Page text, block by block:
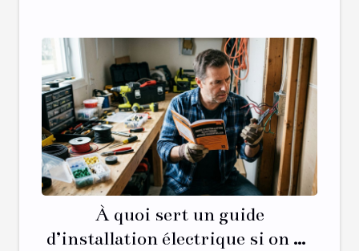
À quoi sert un guide
d’installation électrique si on ne